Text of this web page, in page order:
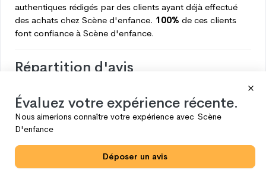
authentiques rédigés par des clients ayant déjà effectué
des achats chez Scène d'enfance. 100% de ces clients
font confiance à Scène d'enfance.
Répartition d'avis
5
4
3 0
Évaluez votre expérience récente.
Nous aimerions connaître votre expérience avec Scène
D'enfance
Déposer un avis